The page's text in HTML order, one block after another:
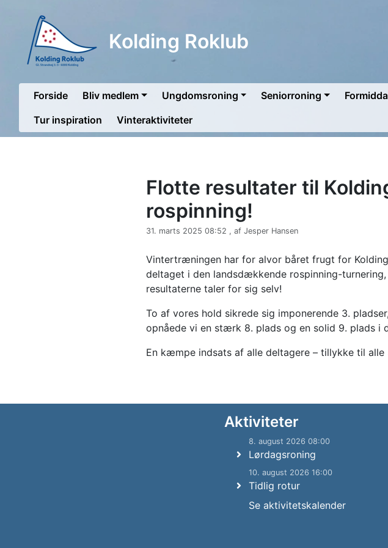
Kolding Roklub
Forside Bliv medlem Ungdomsroning Seniorroning
Tur inspiration
Vinteraktiviteter
Flotte resultater til
rospinning!
31. marts 2025 08:52 , af Jesper Hansen
Vintertræningen har for alvor båret frugt for
deltaget i den landsdækkende rospinning-
resultaterne taler for sig selv!
To af vores hold sikrede sig imponerende 3.
opnåede vi en stærk 8. plads og en solid 9. plads i
En kæmpe indsats af alle deltagere – tillykke til alle
Aktiviteter
8. august 2026 08:00
Lørdagsroning
10. august 2026 16:00
Tidlig rotur
Se aktivitetskalender